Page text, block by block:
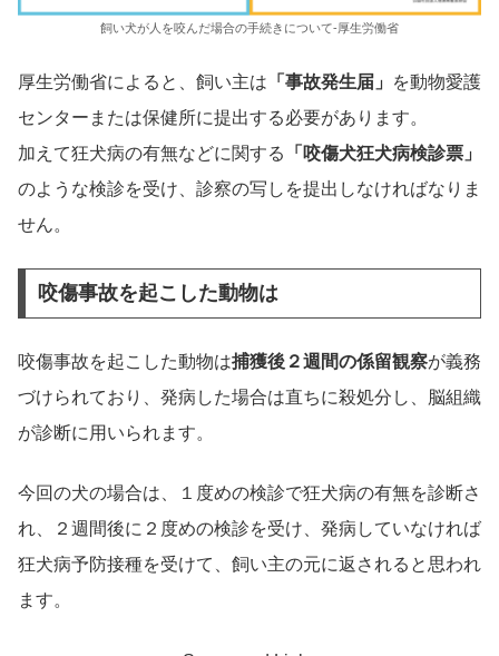
飼い犬が人を咬んだ場合の手続きについて-厚生労働省
厚生労働省によると、飼い主は 「事故発生届」
を動物愛護
センターまたは保健所に提出する必要があります。
加えて狂犬病の有無などに関する
「咬傷犬狂犬病検診票」
のような検診を受け、診察の写しを提出しなければなりま
せん。
咬傷事故を起こした動物は
咬傷事故を起こした動物は捕獲後２週間の係留観察が義務
づけられており、発病した場合は直ちに殺処分し、脳組織
が診断に用いられます。
今回の犬の場合は、１度めの検診で狂犬病の有無を診断さ
れ、２週間後に２度めの検診を受け、発病していなければ
狂犬病予防接種を受けて、飼い主の元に返されると思われ
ます。